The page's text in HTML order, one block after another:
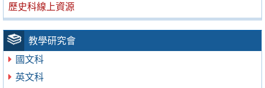
歷史科線上資源
教學研究會
國文科
英文科